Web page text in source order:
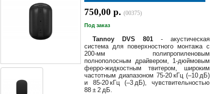
38-
375
29
620-
38-
38
750,00 р.(00375)
Под заказ
Tannoy DVS 801- акустическая
система для поверхностного монтажа с
200‑мм полипропиленовым
полнополосным драйвером, 1‑дюймовым
ферро-жидкостным твитером, широким
частотным диапазоном 75‑20 кГц (–10 дБ)
и 85‑20 кГц (–3 дБ), чувствительностью
88 ± 2 дБ.